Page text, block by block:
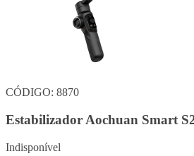
CÓDIGO: 8870
Estabilizador Aochuan Smart
Indisponível